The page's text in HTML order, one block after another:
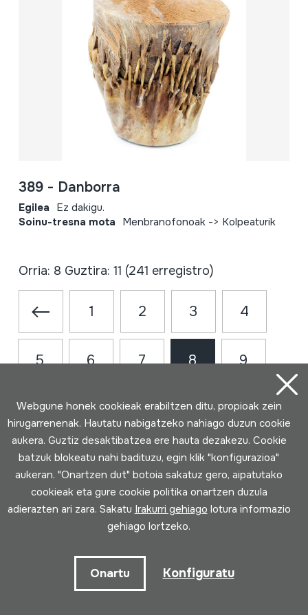
389 - Danborra
Egilea Ez dakigu.
Soinu-tresna mota Menbranofonoak -> Kolpeaturik
Orria: 8 Guztira: 11 (241 erregistro)
1 2 3 4
5 6 7 8 9
10 11
Harremanetarako
Webgune honek cookieak erabiltzen ditu, propioak zein
hirugarrenenak. Hautatu nabigatzeko nahiago duzun cookie
aukera. Guztiz desaktibatzea ere hauta dezakezu. Cookie
batzuk blokeatu nahi badituzu, egin klik "konfigurazioa"
aukeran. "Onartzen dut" botoia sakatuz gero, aipatutako
cookieak eta gure cookie politika onartzen duzula
adierazten ari zara. Sakatu Irakurri gehiago lotura informazio
gehiago lortzeko.
Onartu Konfiguratu